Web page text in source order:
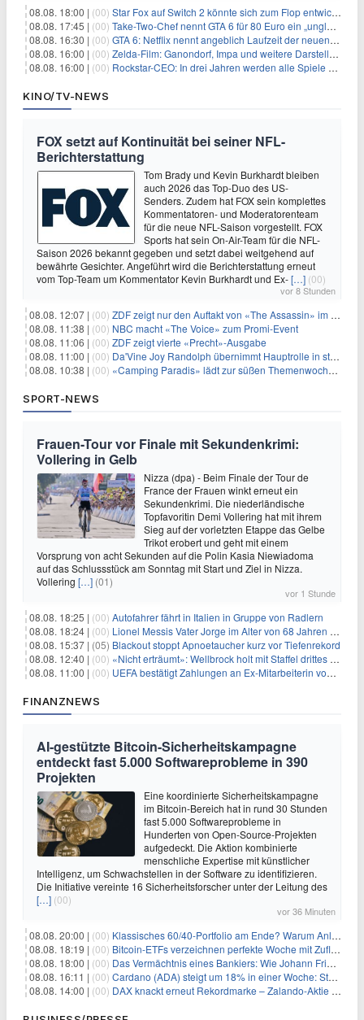
08.08. 18:00 | (00) Star Fox auf Switch 2 könnte sich zum Flop entwickeln
08.08. 17:45 | (00) Take-Two-Chef nennt GTA 6 für 80 Euro ein „unglaubliches Schnäppchen“
08.08. 16:30 | (00) GTA 6: Netflix nennt angeblich Laufzeit der neuen Gameplay-Präsentation
08.08. 16:00 | (00) Zelda-Film: Ganondorf, Impa und weitere Darsteller sollen feststehen
08.08. 16:00 | (00) Rockstar-CEO: In drei Jahren werden alle Spiele gestreamt
KINO/TV-NEWS
FOX setzt auf Kontinuität bei seiner NFL-
Berichterstattung
Tom Brady und Kevin Burkhardt bleiben
auch 2026 das Top-Duo des US-
Senders. Zudem hat FOX sein komplettes
Kommentatoren- und Moderatorenteam
für die neue NFL-Saison vorgestellt. FOX
Sports hat sein On-Air-Team für die NFL-
Saison 2026 bekannt gegeben und setzt dabei weitgehend auf
bewährte Gesichter. Angeführt wird die Berichterstattung erneut
vom Top-Team um Kommentator Kevin Burkhardt und Ex-[…] (00)
vor 8 Stunden
08.08. 12:07 | (00) ZDF zeigt nur den Auftakt von «The Assassin» im Fernsehen
08.08. 11:38 | (00) NBC macht «The Voice» zum Promi-Event
08.08. 11:06 | (00) ZDF zeigt vierte «Precht»-Ausgabe
08.08. 11:00 | (00) Da'Vine Joy Randolph übernimmt Hauptrolle in starbesetzter schwarzer Komödie
08.08. 10:38 | (00) «Camping Paradis» lädt zur süßen Themenwoche ein
SPORT-NEWS
Frauen-Tour vor Finale mit Sekundenkrimi:
Vollering in Gelb
Nizza (dpa) - Beim Finale der Tour de
France der Frauen winkt erneut ein
Sekundenkrimi. Die niederländische
Topfavoritin Demi Vollering hat mit ihrem
Sieg auf der vorletzten Etappe das Gelbe
Trikot erobert und geht mit einem
Vorsprung von acht Sekunden auf die Polin Kasia Niewiadoma
auf das Schlussstück am Sonntag mit Start und Ziel in Nizza.
Vollering […] (01)
vor 1 Stunde
08.08. 18:25 | (00) Autofahrer fährt in Italien in Gruppe von Radlern
08.08. 18:24 | (00) Lionel Messis Vater Jorge im Alter von 68 Jahren gestorben
08.08. 15:37 | (05) Blackout stoppt Apnoetaucher kurz vor Tiefenrekord
08.08. 12:40 | (00) «Nicht erträumt»: Wellbrock holt mit Staffel drittes EM-Gold
08.08. 11:00 | (00) UEFA bestätigt Zahlungen an Ex-Mitarbeiterin von Infantino
FINANZNEWS
AI-gestützte Bitcoin-Sicherheitskampagne
entdeckt fast 5.000 Softwareprobleme in 390
Projekten
Eine koordinierte Sicherheitskampagne
im Bitcoin-Bereich hat in rund 30 Stunden
fast 5.000 Softwareprobleme in
Hunderten von Open-Source-Projekten
aufgedeckt. Die Aktion kombinierte
menschliche Expertise mit künstlicher
Intelligenz, um Schwachstellen in der Software zu identifizieren.
Die Initiative vereinte 16 Sicherheitsforscher unter der Leitung des
[…] (00)
vor 36 Minuten
08.08. 20:00 | (00) Klassisches 60/40-Portfolio am Ende? Warum Anleger jetzt radikal umdenken müssen
08.08. 18:19 | (00) Bitcoin-ETFs verzeichnen perfekte Woche mit Zuflüssen auf 3-Monats-Hoch
08.08. 18:00 | (00) Das Vermächtnis eines Bankiers: Wie Johann Friedrich Städel sein Imperium unsterblich machte
08.08. 16:11 | (00) Cardano (ADA) steigt um 18% in einer Woche: Steht ein Kurs von $0,30 bevor?
08.08. 14:00 | (00) DAX knackt erneut Rekordmarke – Zalando-Aktie crasht nach Quartalszahlen